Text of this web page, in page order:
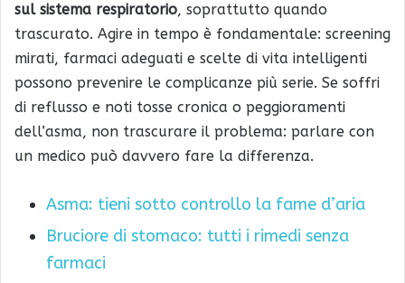
sul sistema respiratorio, soprattutto quando
trascurato. Agire in tempo è fondamentale: screening
mirati, farmaci adeguati e scelte di vita intelligenti
possono prevenire le complicanze più serie. Se soffri
di reflusso e noti tosse cronica o peggioramenti
dell’asma, non trascurare il problema: parlare con
un medico può davvero fare la differenza.
Asma: tieni sotto controllo la fame d’aria
Bruciore di stomaco: tutti i rimedi senza
farmaci